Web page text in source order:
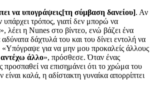
να υπογράψεις[τη σύμβαση δανείου]. Αν
υπάρχει τρόπος, γιατί δεν μπορώ να
λέει η Nunes στο βίντεο, ενώ βάζει ένα
δάχτυλά του και του δίνει εντολή να
«Υπόγραψε για να μην μου προκαλείς άλλους
άλλο», πρόσθεσε. Όταν ένας
προσπαθεί να επισημάνει ότι το χρώμα του
είναι καλά, η αδίστακτη γυναίκα απορρίπτει